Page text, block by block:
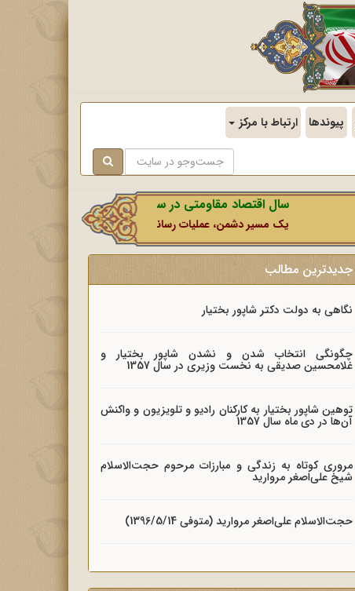
پیوندها ارتباط با مرکز
سال اقتصاد مقاومتی در سایه وحدت ملی و امنیت ملی.
یک مسیر دشمن، عملیات رسانه‌ای او است که در این ایام بطور خاص
جدیدترین مطالب
نگاهی به دولت دکتر شاپور بختیار
چگونگی انتخاب شدن و نشدن شاپور بختیار و
غلامحسین صدیقی به نخست وزیری در سال 1357
توهین شاپور بختیار به کارکنان رادیو و تلویزیون و واکنش
آن‌ها در دی ماه سال 1357
مروری کوتاه به زندگی و مبارزات مرحوم حجت‌الاسلام
شیخ علی‌اصغر مروارید
حجت‌الاسلام علی‌اصغر مروارید (متوفی 1396/5/14)